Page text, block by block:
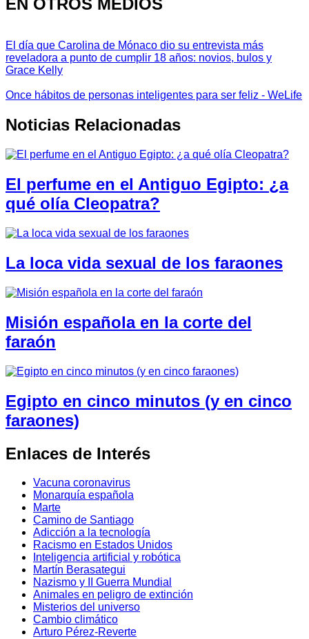
El día que Carolina de Mónaco dio su entrevista más
reveladora a punto de cumplir 18 años: novios, bulos y
Grace Kelly
Once hábitos de personas inteligentes para ser feliz - WeLife
Noticias Relacionadas
El perfume en el Antiguo Egipto: ¿a
qué olía Cleopatra?
La loca vida sexual de los faraones
Misión española en la corte del
faraón
Egipto en cinco minutos (y en cinco
faraones)
Enlaces de Interés
Vacuna coronavirus
Monarquía española
Marte
Camino de Santiago
Adicción a la tecnología
Racismo en Estados Unidos
Inteligencia artificial y robótica
Martín Berasategui
Nazismo y II Guerra Mundial
Animales en peligro de extinción
Misterios del universo
Cambio climático
Arturo Pérez-Reverte